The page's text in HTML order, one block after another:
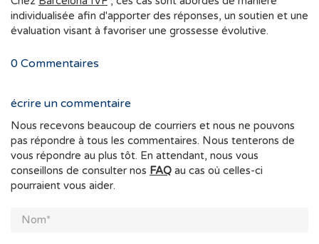
individualisée afin d'apporter des réponses, un soutien et une
évaluation visant à favoriser une grossesse évolutive.
0 Commentaires
écrire un commentaire
Nous recevons beaucoup de courriers et nous ne pouvons
pas répondre à tous les commentaires. Nous tenterons de
vous répondre au plus tôt. En attendant, nous vous
conseillons de consulter nos FAQ au cas où celles-ci
pourraient vous aider.